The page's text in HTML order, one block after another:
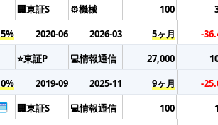
🏢東証S ⚙️機械 100
2020-06 2026-03 5ヶ月
-
⭐東証P 💻情報通信 27,000
2019-09 2025-11 9ヶ月
-
🏢東証S 💻情報通信 100